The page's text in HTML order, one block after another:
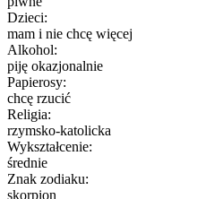
Dzieci:
mam i nie chcę więcej
Alkohol:
piję okazjonalnie
Papierosy:
chcę rzucić
Religia:
rzymsko-katolicka
Wykształcenie:
średnie
Znak zodiaku:
skorpion